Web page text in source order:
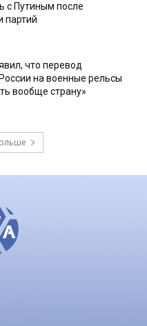
с Путиным после
партий
что перевод
на военные рельсы
вообще страну»